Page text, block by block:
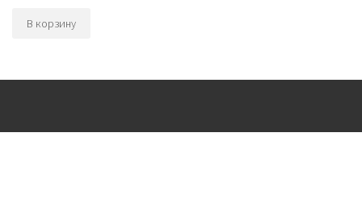
В корзину